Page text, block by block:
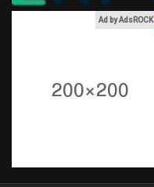
Forums
Ad by AdsROCK